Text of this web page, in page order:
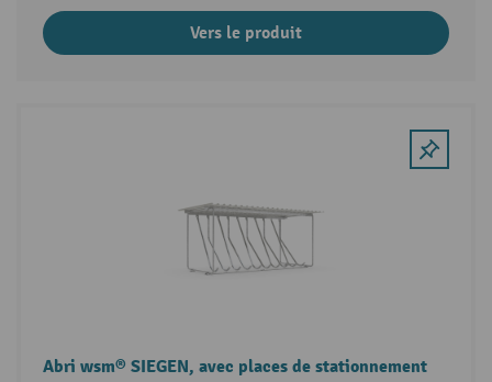
Vers le produit
Abri wsm® SIEGEN, avec places de stationnement